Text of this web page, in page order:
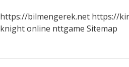
https://bilmengerek.net https://
knight online nttgame Sitemap